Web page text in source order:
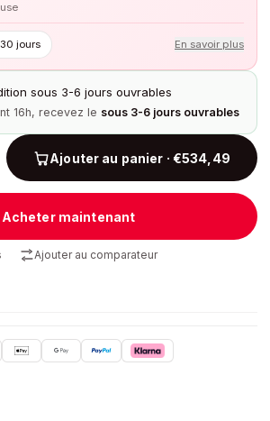
jours En savoir plus
sous 3-6 jours ouvrables
16h, recevez le sous 3-6 jours ouvrables
Ajouter au panier · €534,49
Acheter maintenant
Ajouter au comparateur